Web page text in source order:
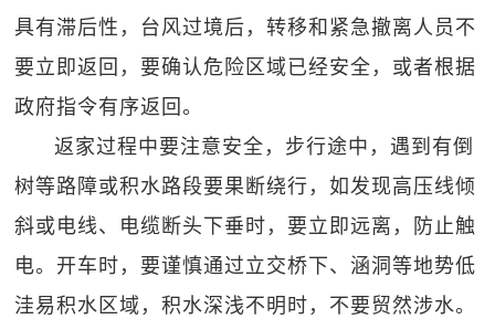
具有滞后性，台风过境后，转移和紧急撤离人员不
要立即返回，要确认危险区域已经安全，或者根据
政府指令有序返回。
返家过程中要注意安全，步行途中，遇到有倒
树等路障或积水路段要果断绕行，如发现高压线倾
斜或电线、电缆断头下垂时，要立即远离，防止触
电。开车时，要谨慎通过立交桥下、涵洞等地势低
洼易积水区域，积水深浅不明时，不要贸然涉水。